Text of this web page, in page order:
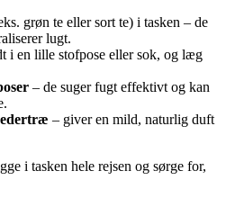
grøn te eller sort te) i tasken – de
lugt.
i en lille stofpose eller sok, og læg
– de suger fugt effektivt og kan
– giver en mild, naturlig duft
i tasken hele rejsen og sørge for,